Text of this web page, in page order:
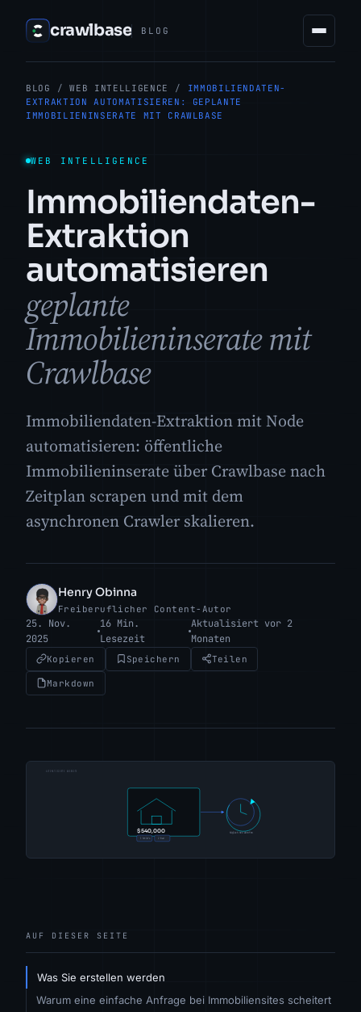
crawlbase BLOG
BLOG / WEB INTELLIGENCE /
IMMOBILIENDATEN-
EXTRAKTION AUTOMATISIEREN: GEPLANTE
IMMOBILIENINSERATE MIT CRAWLBASE
WEB INTELLIGENCE
Immobiliendaten-
Extraktion
automatisieren
geplante
Immobilieninserate mit
Crawlbase
Immobiliendaten-Extraktion mit Node
automatisieren: öffentliche
Immobilieninserate über Crawlbase nach
Zeitplan scrapen und mit dem
asynchronen Crawler skalieren.
HO
Henry Obinna
Freiberuflicher Content-Autor
25. Nov.
2025
16 Min.
Lesezeit
Aktualisiert vor 2
Monaten
Kopieren Speichern Teilen
Markdown
AUF DIESER SEITE
Was Sie erstellen werden
Warum eine einfache Anfrage bei Immobiliensites scheitert